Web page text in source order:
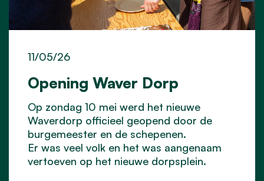
Opening Waver Dorp
11/05/26
Op zondag 10 mei werd het nieuwe
Waverdorp officieel geopend door de
burgemeester en de schepenen.
Er was veel volk en het was aangenaam
vertoeven op het nieuwe dorpsplein.